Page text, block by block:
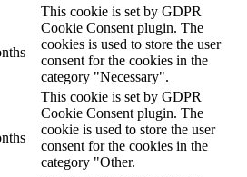
This cookie is set by GDPR
Cookie Consent plugin. The
cookies is used to store the user
consent for the cookies in the
category "Necessary".
This cookie is set by GDPR
Cookie Consent plugin. The
cookie is used to store the user
consent for the cookies in the
category "Other.